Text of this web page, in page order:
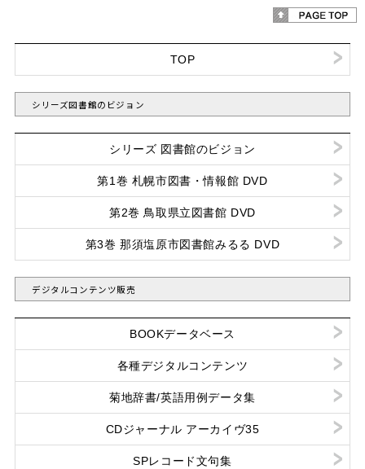
TOP
シリーズ図書館のビジョン
シリーズ 図書館のビジョン
第1巻 札幌市図書・情報館 DVD
第2巻 鳥取県立図書館 DVD
第3巻 那須塩原市図書館みるる DVD
デジタルコンテンツ販売
BOOKデータベース
各種デジタルコンテンツ
菊地辞書/英語用例データ集
CDジャーナル アーカイヴ35
SPレコード文句集